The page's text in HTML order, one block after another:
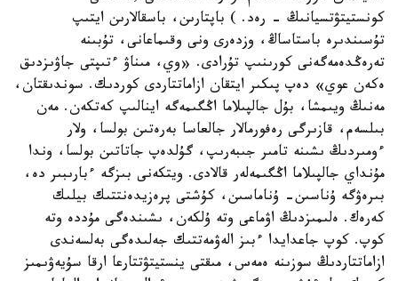
كونستيتۋتسيانىڭ - رەد. ) باپتارىن، باسقالارىن ايتىپ
تۇسىندىرە باستاساڭ، وزدەرى ونى وقىماعانى، تۇبىنە
تەرەڭدەمەگەنى كورىنىپ تۇرادى. «وي، مىناۋ ءتىپتى جاۋىزدىق
ەكەن عوي» دەپ پىكىر ايتقان ازاماتتاردى كوردىك. سوندىقتان،
مەنىڭ ويىمشا، بۇل جالپىلاما اڭگىمەگە اينالىپ كەتكەن. مەن
بىلسەم، قازىرگى رەفورمالار جالعاسا بەرەتىن بولسا، ولار
ءومىردىڭ ىشىنە تامىر جىبەرىپ، گۇلدەپ جاتاتىن بولسا، وندا
مۇنداي جالپىلاما اڭگىمەلەر قالادى. ويتكەنى بىزگە ءبارىبىر دە،
بىرەۋگە ۇناسىن- ۇناماسىن، كۇشتى پرەزيدەنتتىك بيلىك
كەرەك. ەلىمىزدىڭ اۋماعى وتە ۇلكەن، ىشىندەگى مۇددە وتە
كوپ. كوپ جاعدايدا ءبىز الەۋمەتتىك جەلىدەگى بەلسەندى
ازاماتتاردىڭ سوزىنە ەمەس، مىقتى ينستيتۋتتارعا ارقا سۇيەۋىمىز